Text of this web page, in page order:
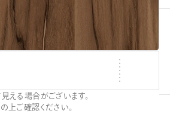
える場合がございます。
上ご確認ください。